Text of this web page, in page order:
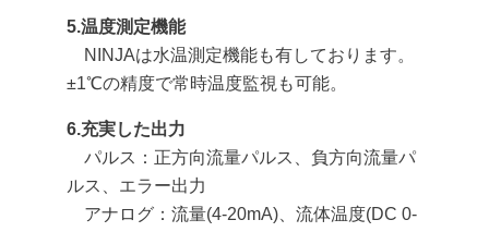
5.温度測定機能
NINJAは水温測定機能も有しております。
±1℃の精度で常時温度監視も可能。
6.充実した出力
パルス：正方向流量パルス、負方向流量パ
ルス、エラー出力
アナログ：流量(4-20mA)、流体温度(DC 0-